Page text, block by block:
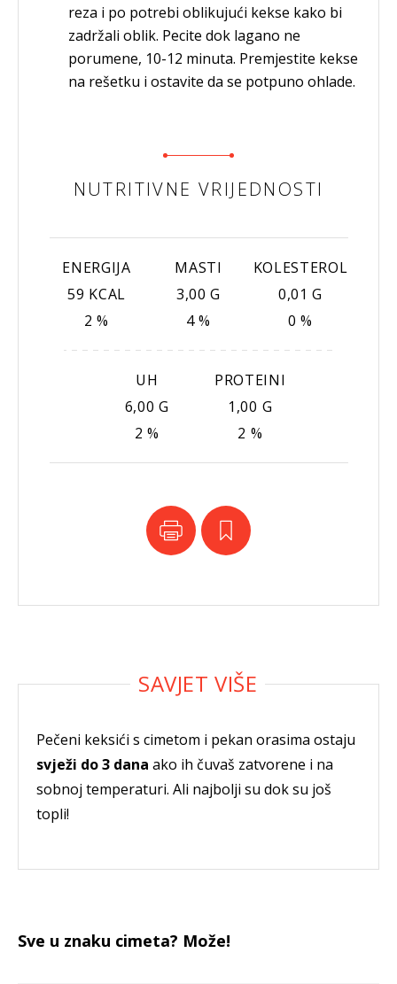
reza i po potrebi oblikujući kekse kako bi
zadržali oblik. Pecite dok lagano ne
porumene, 10-12 minuta. Premjestite kekse
na rešetku i ostavite da se potpuno ohlade.
NUTRITIVNE VRIJEDNOSTI
ENERGIJA
59 KCAL
2 %
MASTI
3,00 G
4 %
KOLESTEROL
0,01 G
0 %
UH
6,00 G
2 %
PROTEINI
1,00 G
2 %
Pečeni keksići s cimetom i pekan orasima ostaju
svježi do 3 dana ako ih čuvaš zatvorene i na
sobnoj temperaturi. Ali najbolji su dok su još
topli!
Sve u znaku cimeta? Može!